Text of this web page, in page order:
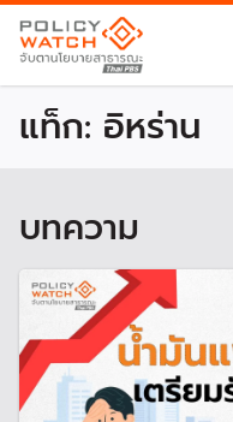
แท็ก: อิหร่าน
บทความ